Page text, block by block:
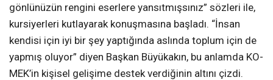
gönlünüzün rengini eserlere yansıtmışsınız” sözleri ile,
kursiyerleri kutlayarak konuşmasına başladı. “İnsan
kendisi için iyi bir şey yaptığında aslında toplum için de
yapmış oluyor” diyen Başkan Büyükakın, bu anlamda KO-
MEK’in kişisel gelişime destek verdiğinin altını çizdi.